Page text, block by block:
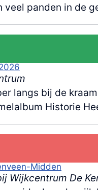
veel panden in de
langs bij de
Historie
Midden
Wijkcentrum De